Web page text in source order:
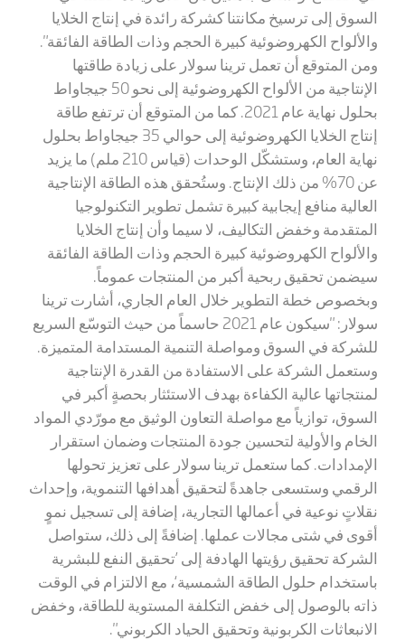
السوق إلى ترسيخ مكانتنا كشركة رائدة في إنتاج الخلايا
والألواح الكهروضوئية كبيرة الحجم وذات الطاقة الفائقة".
ومن المتوقع أن تعمل ترينا سولار على زيادة طاقتها
الإنتاجية من الألواح الكهروضوئية إلى نحو 50 جيجاواط
بحلول نهاية عام 2021. كما من المتوقع أن ترتفع طاقة
إنتاج الخلايا الكهروضوئية إلى حوالي 35 جيجاواط بحلول
نهاية العام، وستشكّل الوحدات (قياس 210 ملم) ما يزيد
عن 70% من ذلك الإنتاج. وستُحقق هذه الطاقة الإنتاجية
العالية منافع إيجابية كبيرة تشمل تطوير التكنولوجيا
المتقدمة وخفض التكاليف، لا سيما وأن إنتاج الخلايا
والألواح الكهروضوئية كبيرة الحجم وذات الطاقة الفائقة
سيضمن تحقيق ربحية أكبر من المنتجات عموماً.
وبخصوص خطة التطوير خلال العام الجاري، أشارت ترينا
سولار: "سيكون عام 2021 حاسماً من حيث التوسّع السريع
للشركة في السوق ومواصلة التنمية المستدامة المتميزة.
وستعمل الشركة على الاستفادة من القدرة الإنتاجية
لمنتجاتها عالية الكفاءة بهدف الاستئثار بحصةٍ أكبر في
السوق، توازياً مع مواصلة التعاون الوثيق مع مورّدي المواد
الخام والأولية لتحسين جودة المنتجات وضمان استقرار
الإمدادات. كما ستعمل ترينا سولار على تعزيز تحولها
الرقمي وستسعى جاهدةً لتحقيق أهدافها التنموية، وإحداث
نقلاتٍ نوعية في أعمالها التجارية، إضافة إلى تسجيل نموٍ
أقوى في شتى مجالات عملها. إضافةً إلى ذلك، ستواصل
الشركة تحقيق رؤيتها الهادفة إلى ’تحقيق النفع للبشرية
باستخدام حلول الطاقة الشمسية‘، مع الالتزام في الوقت
ذاته بالوصول إلى خفض التكلفة المستوية للطاقة، وخفض
الانبعاثات الكربونية وتحقيق الحياد الكربوني".